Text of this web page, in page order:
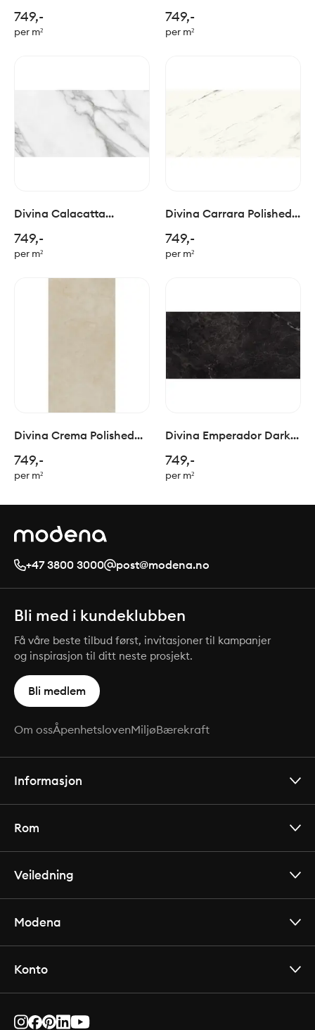
749,-
per m²
749,-
per m²
Divina Calacatta
749,-
per m²
Divina Carrara Polished
749,-
per m²
Divina Crema Polished
749,-
per m²
Divina Emperador Dark
749,-
per m²
+47 3800 3000 post@modena.no
Bli med i kundeklubben
Få våre beste tilbud først, invitasjoner til kampanjer
og inspirasjon til ditt neste prosjekt.
Bli medlem
Om ossÅpenhetslovenMiljøBærekraft
Informasjon
Rom
Veiledning
Modena
Konto